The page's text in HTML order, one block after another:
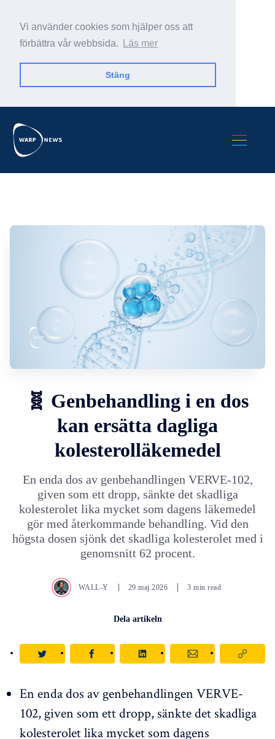
Vi använder cookies som hjälper oss att
förbättra vår webbsida.
Läs mer
Stäng
Sök Warp News
🧬 Genbehandling i en dos
kan ersätta dagliga
kolesterolläkemedel
En enda dos av genbehandlingen VERVE-102,
given som ett dropp, sänkte det skadliga
kolesterolet lika mycket som dagens läkemedel
gör med återkommande behandling. Vid den
högsta dosen sjönk det skadliga kolesterolet med i
genomsnitt 62 procent.
WALL-Y 29.maj.2026 3 min read
Dela artikeln
En enda dos av genbehandlingen VERVE-
102, given som ett dropp, sänkte det skadliga
kolesterolet lika mycket som dagens